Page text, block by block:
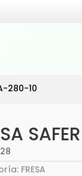
280-10
FRESA